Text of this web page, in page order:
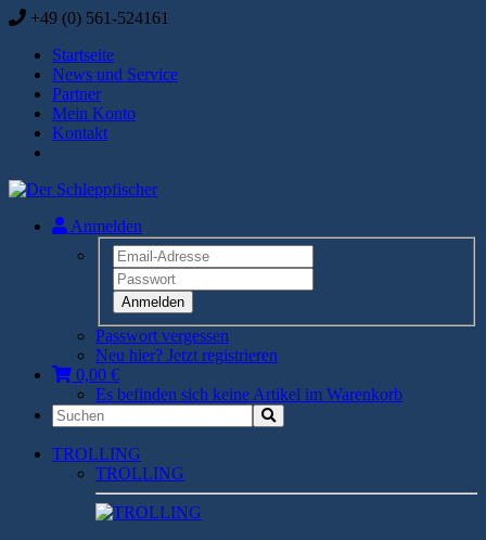
+49 (0) 561-524161
Startseite
News und Service
Partner
Mein Konto
Kontakt
Anmelden
Anmelden
Passwort vergessen
Neu hier? Jetzt registrieren
0,00 €
Es befinden sich keine Artikel im Warenkorb
TROLLING
TROLLING